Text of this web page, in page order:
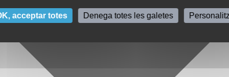
acceptar totes Denega totes les galetes